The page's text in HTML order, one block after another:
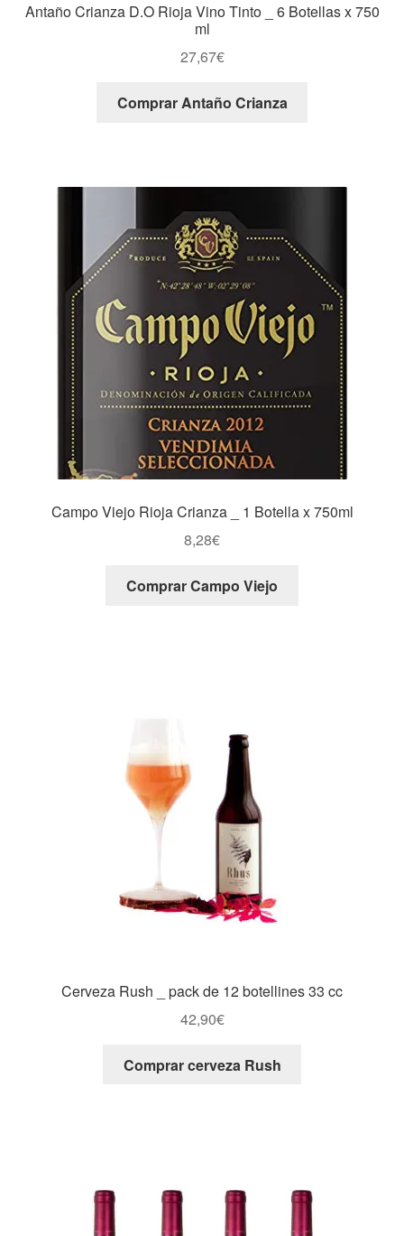
Antaño Crianza D.O Rioja Vino Tinto _ 6 Botellas x 750
ml
27,67€
Comprar Antaño Crianza
Campo Viejo Rioja Crianza _ 1 Botella x 750ml
8,28€
Comprar Campo Viejo
Cerveza Rush _ pack de 12 botellines 33 cc
42,90€
Comprar cerveza Rush